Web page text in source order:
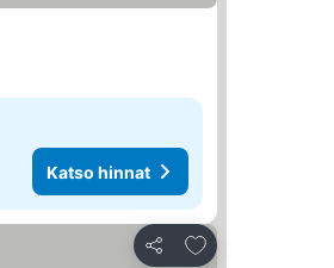
Katso hinnat
Jaa
Lisää suosikkeihin